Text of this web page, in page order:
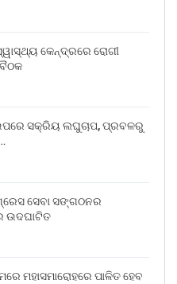
କେନ୍ଦ୍ରରେ ରୋଗୀ
ସକ୍ରିୟ ଲଘୁଚାପ, ପ୍ରବଳରୁ
ସେବା ସଙ୍ଗଠନର
ଉଦଘାଟିତ
ମହାସମାରୋହରେ ପାଳିତ ହେବ